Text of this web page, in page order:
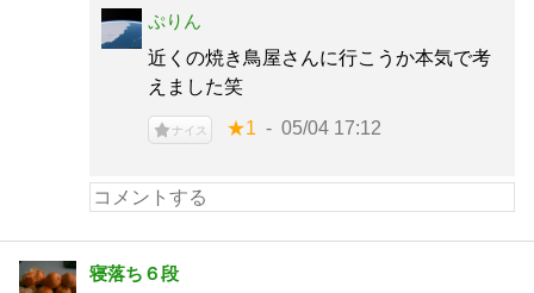
ぷりん
近くの焼き鳥屋さんに行こうか本気で考
えました笑
ナイス ★1 05/04 17:12
寝落ち６段